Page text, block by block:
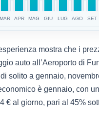
MAR APR MAG GIU LUG AGO SET
mostra che i
auto all’Aeroporto di
solito a gennaio,
è gennaio, con
€ al giorno, pari al 45%